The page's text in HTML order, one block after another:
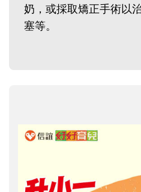
奶，或採取矯正手術以
塞等。